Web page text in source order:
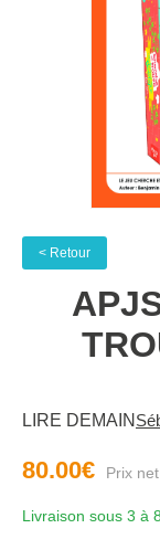
< Retour
LIRE DEMAIN
80.00€
Livraison sous 3 à